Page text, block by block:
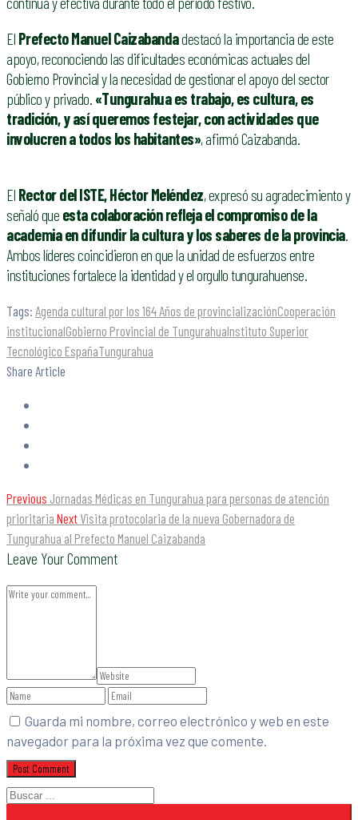
El Prefecto Manuel Caizabandadestacó la importancia de este
apoyo, reconociendo las dificultades económicas actuales del
Gobierno Provincial y la necesidad de gestionar el apoyo del sector
público y privado. «Tungurahua es trabajo, es cultura, es
tradición, y así queremos festejar, con actividades que
involucren a todos los habitantes», afirmó Caizabanda.
El Rector del ISTE, Héctor Meléndez, expresó su agradecimiento y
señaló que esta colaboración refleja el compromiso de la
academia en difundir la cultura y los saberes de la provincia.
Ambos líderes coincidieron en que la unidad de esfuerzos entre
instituciones fortalece la identidad y el orgullo tungurahuense.
Tags: Agenda cultural por los 164 Años de provincializaciónCooperación
institucionalGobierno Provincial de TungurahuaInstituto Superior
Tecnológico EspañaTungurahua
Share Article
Previous Jornadas Médicas en Tungurahua para personas de atención
prioritaria Next Visita protocolaria de la nueva Gobernadora de
Tungurahua al Prefecto Manuel Caizabanda
Leave Your Comment
Guarda mi nombre, correo electrónico y web en este
navegador para la próxima vez que comente.